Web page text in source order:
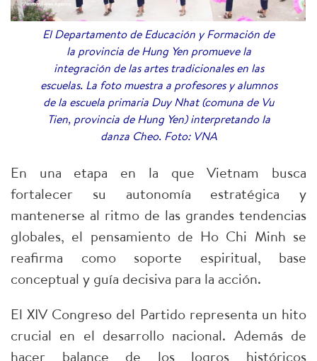
El Departamento de Educación y Formación de
la provincia de Hung Yen promueve la
integración de las artes tradicionales en las
escuelas. La foto muestra a profesores y alumnos
de la escuela primaria Duy Nhat (comuna de Vu
Tien, provincia de Hung Yen) interpretando la
danza Cheo. Foto: VNA
En una etapa en la que Vietnam busca
fortalecer su autonomía estratégica y
mantenerse al ritmo de las grandes tendencias
globales, el pensamiento de Ho Chi Minh se
reafirma como soporte espiritual, base
conceptual y guía decisiva para la acción.
El XIV Congreso del Partido representa un hito
crucial en el desarrollo nacional. Además de
hacer balance de los logros históricos